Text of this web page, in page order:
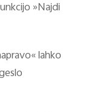
»Najdi
lahko